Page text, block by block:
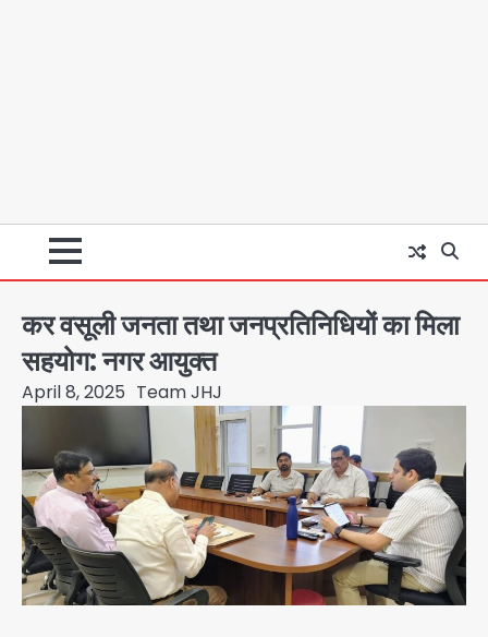
कर वसूली जनता तथा जनप्रतिनिधियों का मिला
सहयोग: नगर आयुक्त
April 8, 2025 Team JHJ